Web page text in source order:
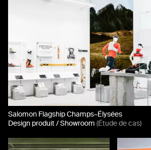
Salomon Flagship Champs–Élysées
Design produit / Showroom (Étude de cas)